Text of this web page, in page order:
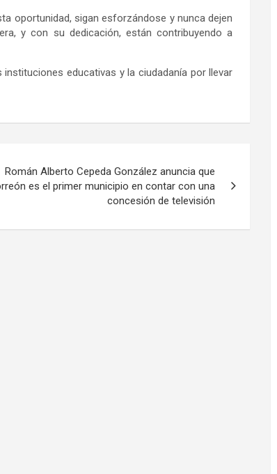
oportunidad, sigan esforzándose y nunca dejen
y con su dedicación, están contribuyendo a
educativas y la ciudadanía por llevar
Román Alberto Cepeda González anuncia que
es el primer municipio en contar con una
concesión de televisión